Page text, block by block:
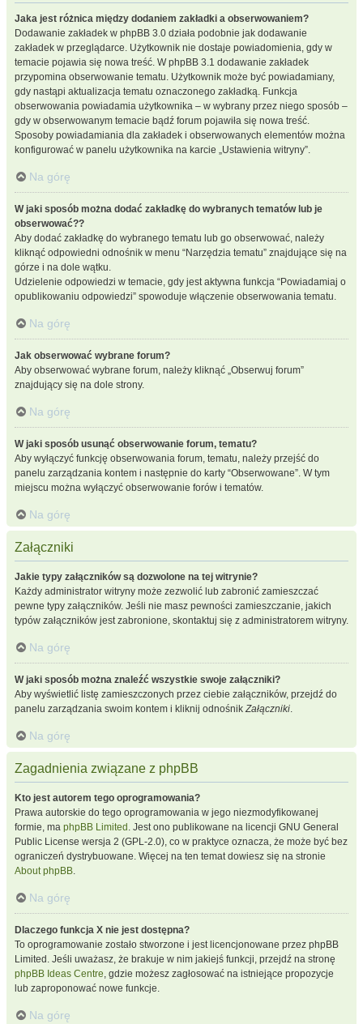
Jaka jest różnica między dodaniem zakładki a obserwowaniem?
Dodawanie zakładek w phpBB 3.0 działa podobnie jak dodawanie
zakładek w przeglądarce. Użytkownik nie dostaje powiadomienia, gdy w
temacie pojawia się nowa treść. W phpBB 3.1 dodawanie zakładek
przypomina obserwowanie tematu. Użytkownik może być powiadamiany,
gdy nastąpi aktualizacja tematu oznaczonego zakładką. Funkcja
obserwowania powiadamia użytkownika – w wybrany przez niego sposób –
gdy w obserwowanym temacie bądź forum pojawiła się nowa treść.
Sposoby powiadamiania dla zakładek i obserwowanych elementów można
konfigurować w panelu użytkownika na karcie „Ustawienia witryny”.
Na górę
W jaki sposób można dodać zakładkę do wybranych tematów lub je
obserwować??
Aby dodać zakładkę do wybranego tematu lub go obserwować, należy
kliknąć odpowiedni odnośnik w menu “Narzędzia tematu” znajdujące się na
górze i na dole wątku.
Udzielenie odpowiedzi w temacie, gdy jest aktywna funkcja “Powiadamiaj o
opublikowaniu odpowiedzi” spowoduje włączenie obserwowania tematu.
Na górę
Jak obserwować wybrane forum?
Aby obserwować wybrane forum, należy kliknąć „Obserwuj forum”
znajdujący się na dole strony.
Na górę
W jaki sposób usunąć obserwowanie forum, tematu?
Aby wyłączyć funkcję obserwowania forum, tematu, należy przejść do
panelu zarządzania kontem i następnie do karty “Obserwowane”. W tym
miejscu można wyłączyć obserwowanie forów i tematów.
Na górę
Załączniki
Jakie typy załączników są dozwolone na tej witrynie?
Każdy administrator witryny może zezwolić lub zabronić zamieszczać
pewne typy załączników. Jeśli nie masz pewności zamieszczanie, jakich
typów załączników jest zabronione, skontaktuj się z administratorem witryny.
Na górę
W jaki sposób można znaleźć wszystkie swoje załączniki?
Aby wyświetlić listę zamieszczonych przez ciebie załączników, przejdź do
panelu zarządzania swoim kontem i kliknij odnośnikZałączniki.
Na górę
Zagadnienia związane z phpBB
Kto jest autorem tego oprogramowania?
Prawa autorskie do tego oprogramowania w jego niezmodyfikowanej
formie, ma phpBB Limited . Jest ono publikowane na licencji GNU General
Public License wersja 2 (GPL-2.0), co w praktyce oznacza, że może być bez
ograniczeń dystrybuowane. Więcej na ten temat dowiesz się na stronie
About phpBB.
Na górę
Dlaczego funkcja X nie jest dostępna?
To oprogramowanie zostało stworzone i jest licencjonowane przez phpBB
Limited. Jeśli uważasz, że brakuje w nim jakiejś funkcji, przejdź na stronę
phpBB Ideas Centre, gdzie możesz zagłosować na istniejące propozycje
lub zaproponować nowe funkcje.
Na górę